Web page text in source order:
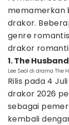
memamerkan
drakor.
genre
drakor
1. The
Lee Seol di drama
Rilis pada 4
drakor 2026
sebagai
kembali